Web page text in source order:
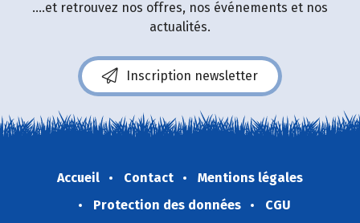
....et retrouvez nos offres, nos événements et nos
actualités.
Inscription newsletter
Accueil Contact
Mentions légales
Protection des données
CGU